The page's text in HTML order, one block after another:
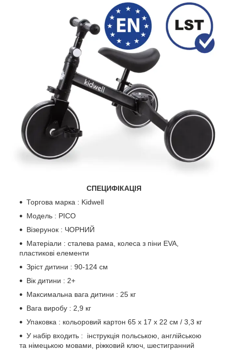
СПЕЦИФІКАЦІЯ
Торгова марка : Kidwell
Модель : PICO
Візерунок : ЧОРНИЙ
Матеріали : сталева рама, колеса з піни EVA,
пластикові елементи
Зріст дитини : 90-124 см
Вік дитини : 2+
Максимальна вага дитини : 25 кг
Вага виробу : 2,9 кг
Упаковка : кольоровий картон 65 х 17 х 22 см / 3,3 кг
У набір входить : інструкція польською, англійською
та німецькою мовами, ріжковий ключ, шестигранний